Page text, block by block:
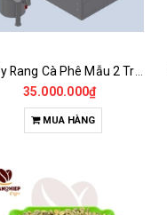
35.000.000₫
MUA HÀNG